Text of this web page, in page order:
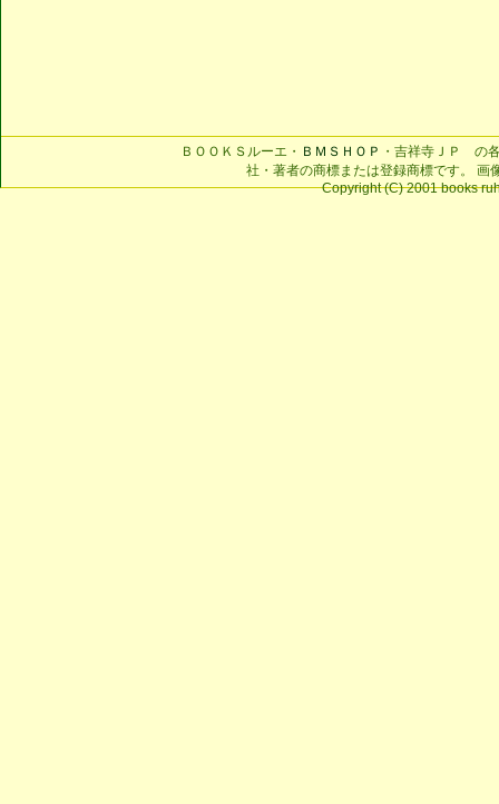
ＢＯＯＫＳルーエ・ ＢＭＳＨＯＰ ・吉祥寺ＪＰ の
社・著者の商標または登録商標です。 画
Copyright (C) 2001 books